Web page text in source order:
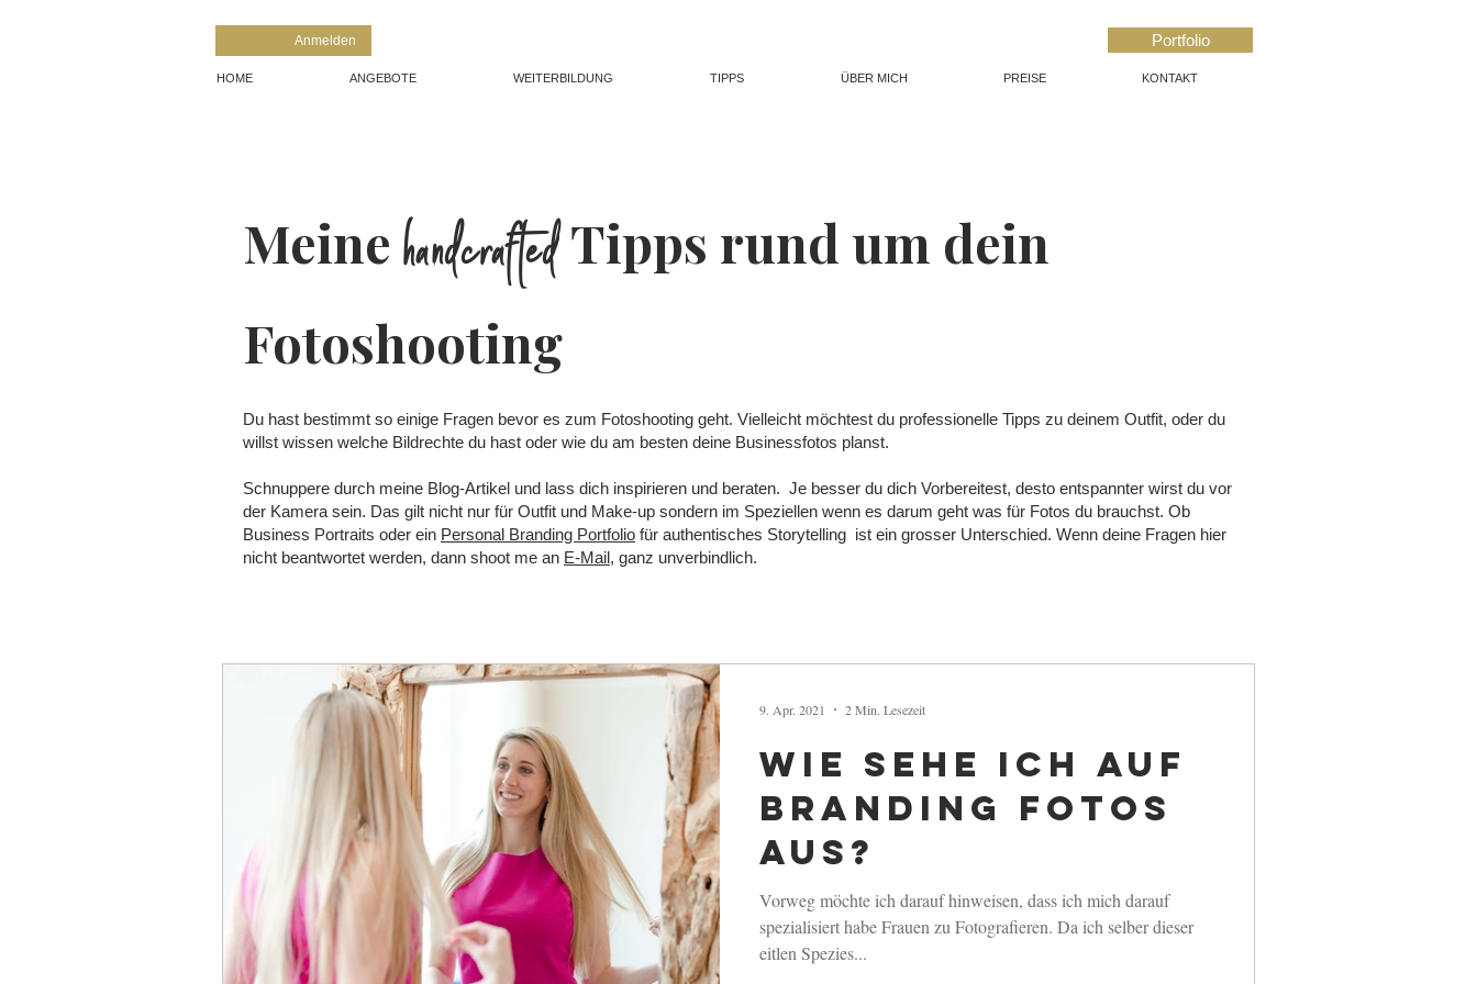
HOME ANGEBOTE WEITERBILDUNG TIPPS ÜBER MICH PREISE KONTAKT
Anmelden Portfolio
Meine handcraftedTipps rund um dein
Fotoshooting
Du hast bestimmt so einige Fragen bevor es zum Fotoshooting geht. Vielleicht möchtest du professionelle Tipps zu deinem Outfit, oder du
willst wissen welche Bildrechte du hast oder wie du am besten deine Businessfotos planst.
Schnuppere durch meine Blog-Artikel und lass dich inspirieren und beraten. Je besser du dich Vorbereitest, desto entspannter wirst du vor
der Kamera sein. Das gilt nicht nur für Outfit und Make-up sondern im Speziellen wenn es darum geht was für Fotos du brauchst. Ob
Business Portraits oder ein Personal Branding Portfolio für authentisches Storytelling ist ein grosser Unterschied. Wenn deine Fragen hier
nicht beantwortet werden, dann shoot me an E-Mail, ganz unverbindlich.
Wie sehe ich auf
Branding Fotos
aus?
Vorweg möchte ich darauf hinweisen, dass ich mich darauf
spezialisiert habe Frauen zu Fotografieren. Da ich selber dieser
eitlen Spezies...
9. Apr. 2021 2 Min. Lesezeit